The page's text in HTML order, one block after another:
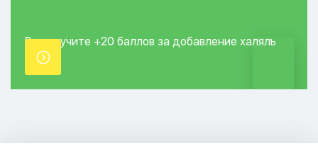
Вы получите +20 баллов за добавление халяль
точки.